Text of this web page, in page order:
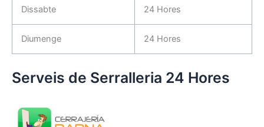
Dissabte 24 Hores
Diumenge 24 Hores
Serveis de Serralleria 24 Hores